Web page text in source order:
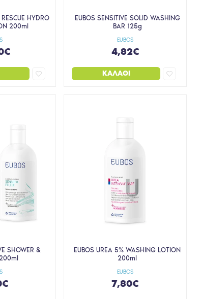
HYDRO
200ml
EUBOS
EUBOS SENSITIVE SOLID WASHING
BAR 125g
4,82€
ΚΑΛΆΘΙ
SHOWER &
EUBOS
EUBOS UREA 5% WASHING LOTION
200ml
7,80€